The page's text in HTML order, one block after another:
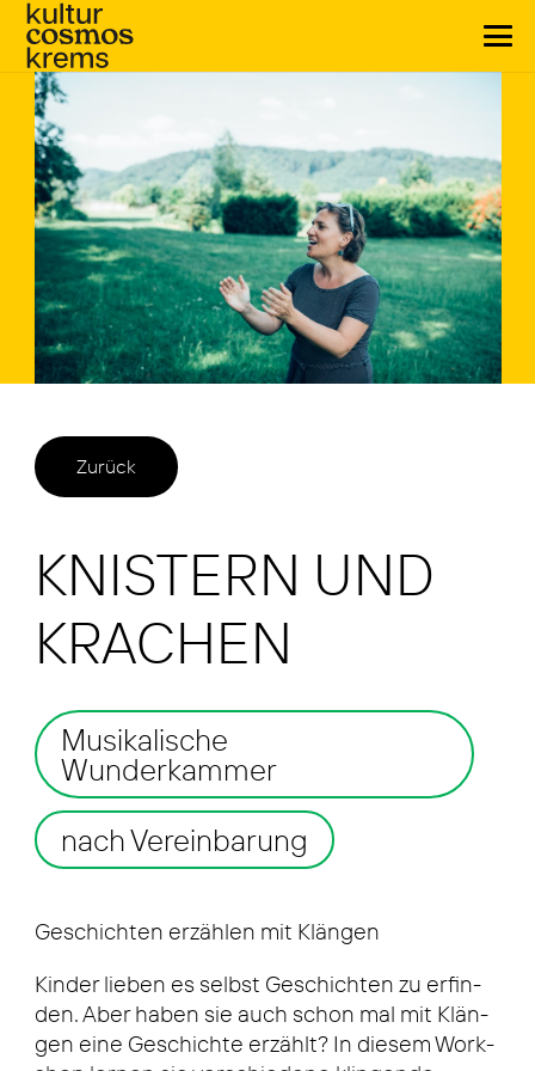
Zurück
KNISTERN UND
KRACHEN
Musikalische
Wunderkammer
nach Vereinbarung
Geschich­ten erzäh­len mit Klän­gen
Kin­der lie­ben es selbst Geschich­ten zu erfin­
den. Aber haben sie auch schon mal mit Klän­
gen eine Geschich­te erzählt? In die­sem Work­